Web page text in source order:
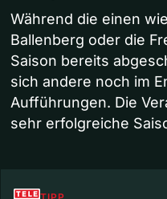
Während die einen
Ballenberg oder die
Saison bereits
sich andere noch im
Aufführungen. Die
sehr erfolgreiche